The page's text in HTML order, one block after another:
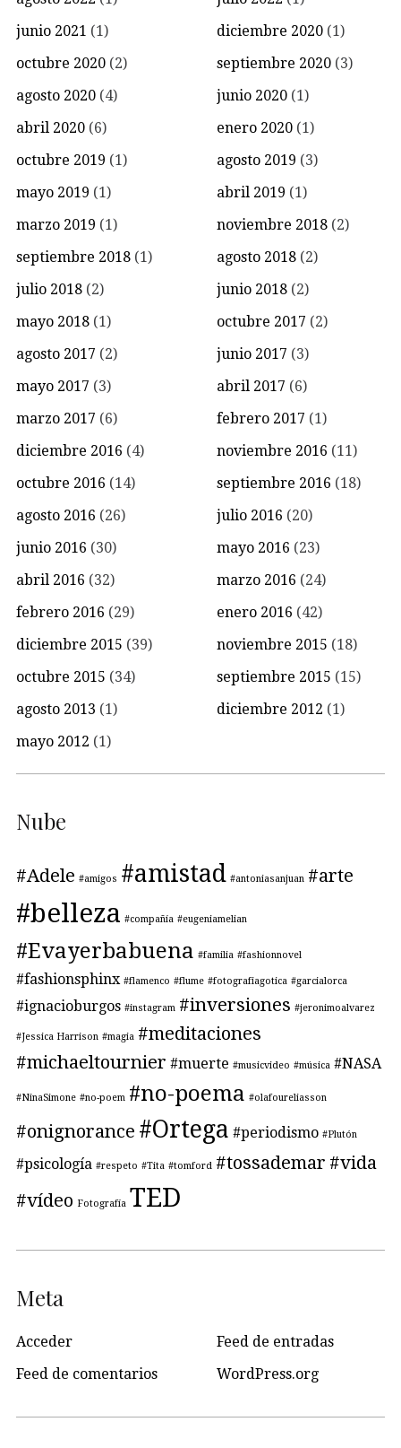
junio 2021 (1) diciembre 2020 (1)
octubre 2020 (2) septiembre 2020 (3)
agosto 2020 (4) junio 2020 (1)
abril 2020 (6) enero 2020 (1)
octubre 2019 (1) agosto 2019 (3)
mayo 2019 (1) abril 2019 (1)
marzo 2019 (1) noviembre 2018 (2)
septiembre 2018 (1) agosto 2018 (2)
julio 2018 (2) junio 2018 (2)
mayo 2018 (1) octubre 2017 (2)
agosto 2017 (2) junio 2017 (3)
mayo 2017 (3) abril 2017 (6)
marzo 2017 (6) febrero 2017 (1)
diciembre 2016 (4) noviembre 2016 (11)
octubre 2016 (14) septiembre 2016 (18)
agosto 2016 (26) julio 2016 (20)
junio 2016 (30) mayo 2016 (23)
abril 2016 (32) marzo 2016 (24)
febrero 2016 (29) enero 2016 (42)
diciembre 2015 (39) noviembre 2015 (18)
octubre 2015 (34) septiembre 2015 (15)
agosto 2013 (1) diciembre 2012 (1)
mayo 2012 (1)
Nube
#Adele #amigos #amistad #antoniasanjuan #arte
#belleza #compañía #eugeniamelian
#Evayerbabuena #familia #fashionnovel
#fashionsphinx #flamenco #flume #fotografiagotica #garcialorca
#ignacioburgos #instagram #inversiones #jeronimoalvarez
#Jessica Harrison #magia #meditaciones
#michaeltournier #muerte #musicvideo #música #NASA
#NinaSimone #no-poem #no-poema #olafoureliasson
#onignorance #Ortega #periodismo #Plutón
#psicología #respeto #Tita #tomford #tossademar #vida
#vídeo Fotografía TED
Meta
Acceder
Feed de entradas
Feed de comentarios
WordPress.org